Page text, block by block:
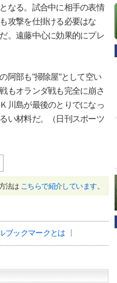
なる。試合中に相手の表情
攻撃を仕掛ける必要はな
。遠藤中心に効果的にプレ
阿部も"掃除屋"として空い
もオランダ戦も完全に崩さ
川島が最後のとりでになっ
い材料だ。（日刊スポーツ
法は こちらで紹介しています。
ブックマークとは